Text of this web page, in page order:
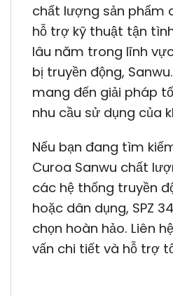
chất lượng sản phẩm
hỗ trợ kỹ thuật tận
lâu năm trong lĩnh
bị truyền động,
mang đến giải pháp
nhu cầu sử dụng của
Nếu bạn đang tìm
Curoa Sanwu chất
các hệ thống truyền
hoặc dân dụng, SPZ
chọn hoàn hảo. Liên
vấn chi tiết và hỗ trợ